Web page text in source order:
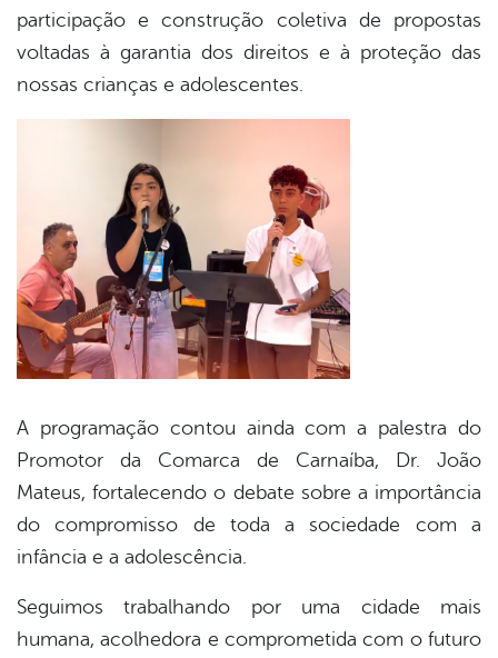
participação e construção coletiva de propostas
voltadas à garantia dos direitos e à proteção das
nossas crianças e adolescentes.
A programação contou ainda com a palestra do
Promotor da Comarca de Carnaíba, Dr. João
Mateus, fortalecendo o debate sobre a importância
do compromisso de toda a sociedade com a
infância e a adolescência.
Seguimos trabalhando por uma cidade mais
humana, acolhedora e comprometida com o futuro